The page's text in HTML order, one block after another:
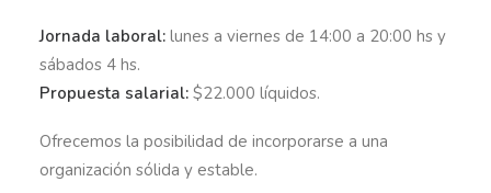
Jornada laboral: lunes a viernes de 14:00 a 20:00 hs y
sábados 4 hs.
Propuesta salarial: $22.000 líquidos.
Ofrecemos la posibilidad de incorporarse a una
organización sólida y estable.